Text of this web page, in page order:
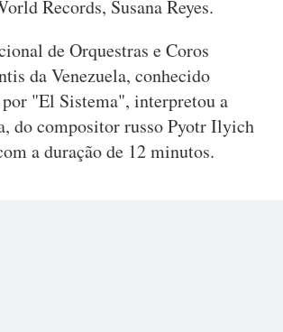
Records, Susana Reyes.
de Orquestras e Coros
da Venezuela, conhecido
"El Sistema", interpretou a
do compositor russo Pyotr Ilyich
a duração de 12 minutos.